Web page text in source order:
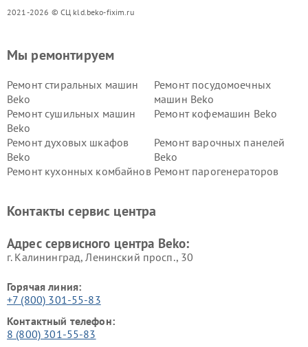
2021-2026 © СЦ kld.beko-fixim.ru
Мы ремонтируем
Ремонт стиральных машин
Beko
Ремонт посудомоечных
машин Beko
Ремонт сушильных машин
Beko
Ремонт кофемашин Beko
Ремонт духовых шкафов
Beko
Ремонт варочных панелей
Beko
Ремонт кухонных комбайнов Ремонт парогенераторов
Ремонт холодильников Beko Ремонт морозильных камер
Контакты сервис центра
Адрес сервисного центра Beko:
г. Калининград, Ленинский просп., 30
Горячая линия:
+7 (800) 301-55-83
Контактный телефон:
8 (800) 301-55-83